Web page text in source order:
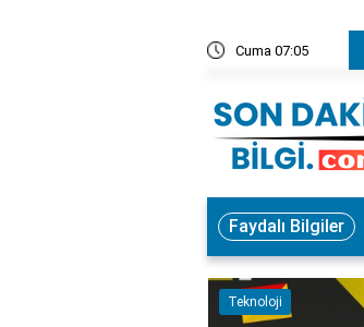
Cuma 07:05
Faydalı Bilgiler
Teknoloji